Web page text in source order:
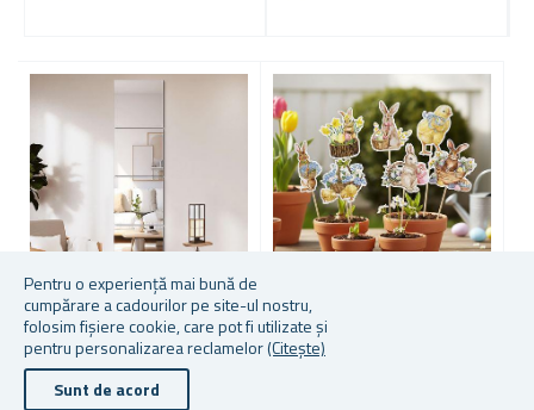
Pentru o experiență mai bună de
cumpărare a cadourilor pe site-ul nostru,
folosim fișiere cookie, care pot fi utilizate și
pentru personalizarea reclamelor(Citește)
Sunt de acord
PLĂCI DE OGLINDĂ
AUTOADEZIVE 20X20 CM, 4
BUCĂȚI
BETE PENTRU PAȘTE, 8
BUCĂȚI